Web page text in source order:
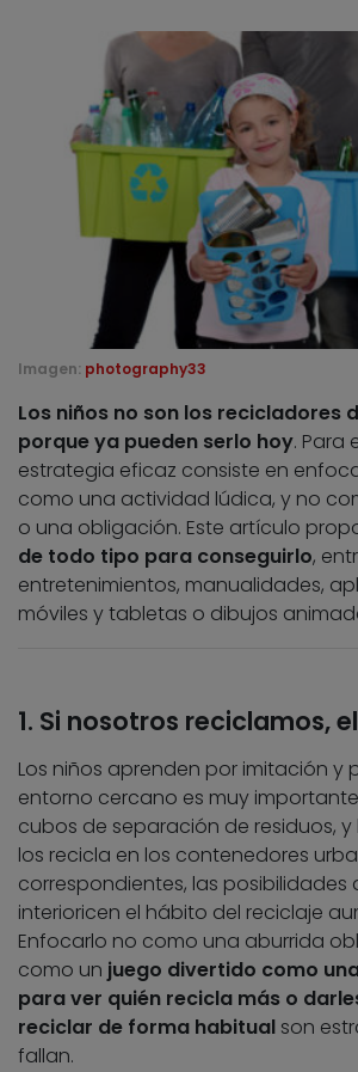
Imagen: photography33
Los niños no son los recicladores
porque ya pueden serlo hoy. Para
estrategia eficaz consiste en
como una actividad lúdica, y no
o una obligación. Este artículo
de todo tipo para conseguirlo,
entretenimientos, manualidades,
móviles y tabletas o dibujos
1. Si nosotros reciclamos,
Los niños aprenden por imitación y
entorno cercano es muy
cubos de separación de residuos,
los recicla en los contenedores
correspondientes, las posibilidades
interioricen el hábito del reciclaje
Enfocarlo no como una aburrida
como un juego divertido como
para ver quién recicla más o
reciclar de forma habitual son
fallan.